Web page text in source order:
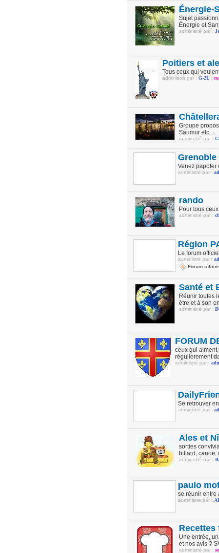
Énergie-
Sujet
Énergie et
administré par :
Poitiers et
Tous ceux qui
administré par : G-2L
Groupe
Saumur etc...
administré par :
Venez papoter
administré par :
rando
Pour tous
administré par :
Région
Le forum
administré par :
Forum
Santé et
Réunir toutes
être et à son
administré par :
FORUM
ceux qui aiment
régulièrement
administré par :
Se retrouver
administré par :
Ales et
sorties
billard, canoë,
administré par :
paulo
se réunir entre
administré par :
Recettes
Une entrée,
et nos avis ?
administré par :